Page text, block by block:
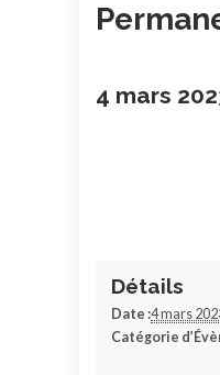
4 mars
Détails
Date :4 mars
Catégorie